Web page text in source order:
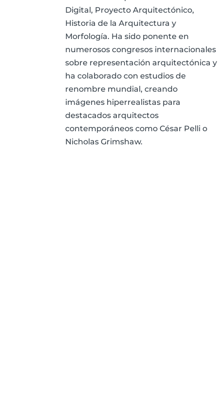
Digital, Proyecto Arquitectónico,
Historia de la Arquitectura y
Morfología. Ha sido ponente en
numerosos congresos internacionales
sobre representación arquitectónica y
ha colaborado con estudios de
renombre mundial, creando
imágenes hiperrealistas para
destacados arquitectos
contemporáneos como César Pelli o
Nicholas Grimshaw.